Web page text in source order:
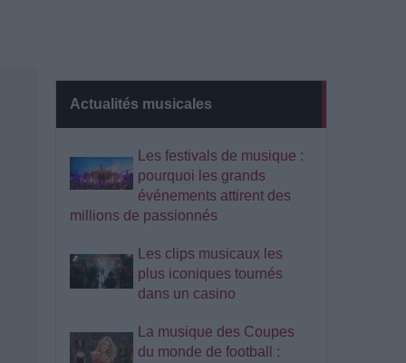
Actualités musicales
Les festivals de musique :
pourquoi les grands
événements attirent des
millions de passionnés
Les clips musicaux les
plus iconiques tournés
dans un casino
La musique des Coupes
du monde de football :